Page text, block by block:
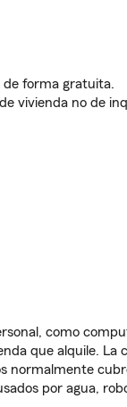
de forma gratuita.
vivienda no de
como
que alquile. La
normalmente
por agua,